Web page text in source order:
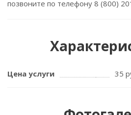
позвоните по телефону 8 (800)
Цена услуги 35